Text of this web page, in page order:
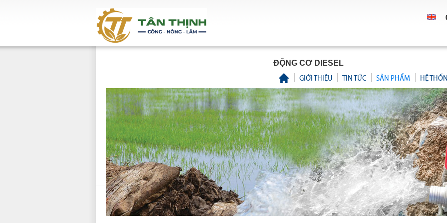
ĐỘNG CƠ DIESEL
GIỚI THIỆU TIN TỨC SẢN PHẨM HỆ